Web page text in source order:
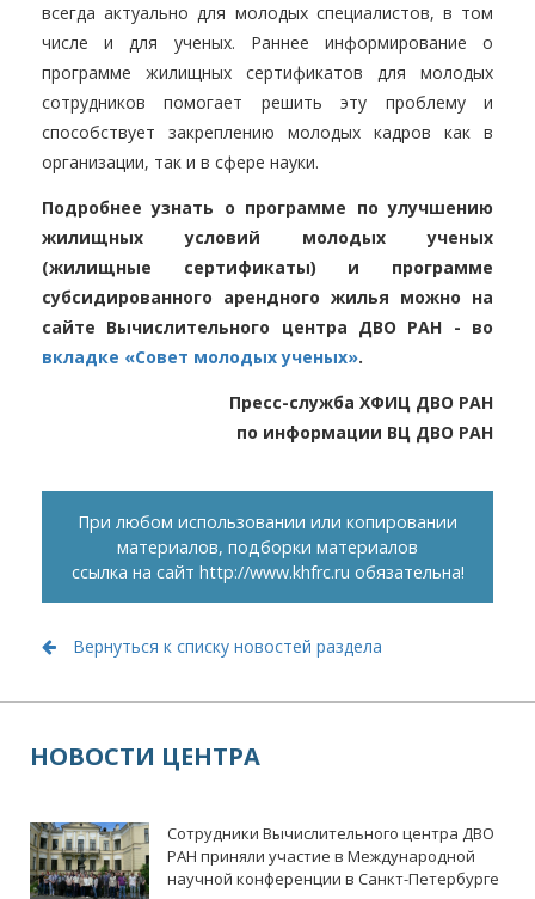
всегда актуально для молодых специалистов, в том
числе и для ученых. Раннее информирование о
программе жилищных сертификатов для молодых
сотрудников помогает решить эту проблему и
способствует закреплению молодых кадров как в
организации, так и в сфере науки.
Подробнее узнать о программе по улучшению
жилищных условий молодых ученых
(жилищные сертификаты) и программе
субсидированного арендного жилья можно на
сайте Вычислительного центра ДВО РАН - во
вкладке «Совет молодых ученых».
Пресс-служба ХФИЦ ДВО РАН
по информации ВЦ ДВО РАН
При любом использовании или копировании
материалов, подборки материалов
ссылка на сайт http://www.khfrc.ru обязательна!
Вернуться к списку новостей раздела
НОВОСТИ ЦЕНТРА
Сотрудники Вычислительного центра ДВО
РАН приняли участие в Международной
научной конференции в Санкт-Петербурге